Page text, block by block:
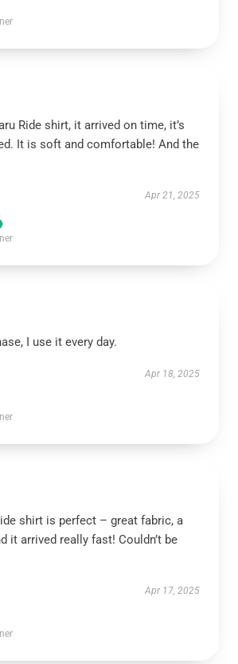
Ride shirt, it arrived on time, it’s
It is soft and comfortable! And the
Apr 21, 2025
I use it every day.
Apr 18, 2025
shirt is perfect – great fabric, a
it arrived really fast! Couldn’t be
Apr 17, 2025